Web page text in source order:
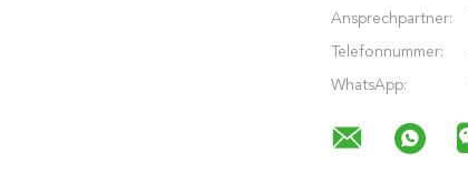
Ansprechpartner:
Telefonnummer:
WhatsApp: